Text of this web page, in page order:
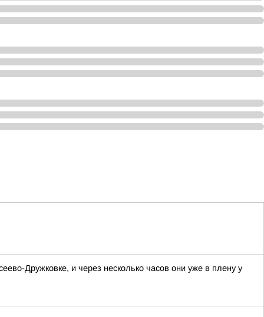
Дружковке, и через несколько часов они уже в плену у